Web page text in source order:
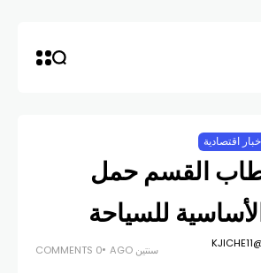
اقتصادية
القسم حمل
للسياحة
سنتين AGO 0 COMMENTS